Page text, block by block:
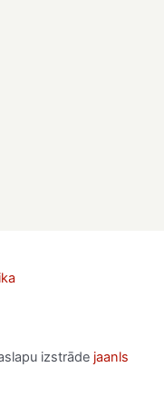
izstrāde jaanls